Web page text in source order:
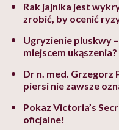
Rak jajnika jest
zrobić, by ocenić
Ugryzienie pluskwy
miejscem ukąszenia?
Dr n. med. Grzegorz
piersi nie zawsze
Pokaz Victoria’s
oficjalne!